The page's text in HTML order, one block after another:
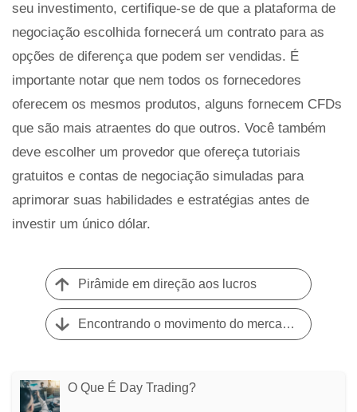
seu investimento, certifique-se de que a plataforma de
negociação escolhida fornecerá um contrato para as
opções de diferença que podem ser vendidas. É
importante notar que nem todos os fornecedores
oferecem os mesmos produtos, alguns fornecem CFDs
que são mais atraentes do que outros. Você também
deve escolher um provedor que ofereça tutoriais
gratuitos e contas de negociação simuladas para
aprimorar suas habilidades e estratégias antes de
investir um único dólar.
Pirâmide em direção aos lucros
Encontrando o movimento do mercado com o ADX (índice direcional médio)
O Que É Day Trading?